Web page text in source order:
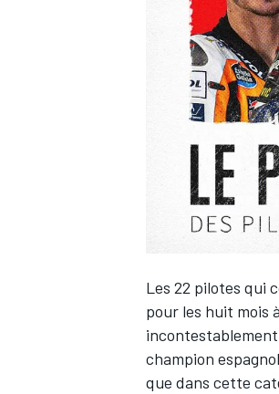
Les 22 pilotes qui
pour les huit mois
champion
que dans cette